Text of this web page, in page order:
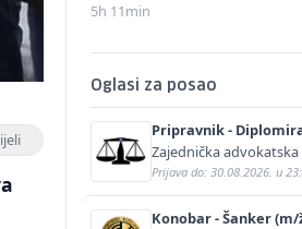
5h 11min
Oglasi za posao
Pripravnik -
Zajednička
Kurtović i Adis Kurtović
Prijava do: 30.08.2026. u
Konobar - Šanker (m/